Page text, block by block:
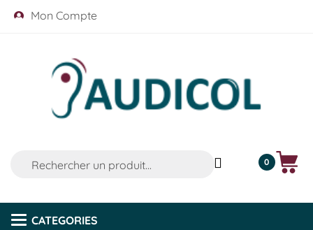
Mon Compte
0
CATEGORIES